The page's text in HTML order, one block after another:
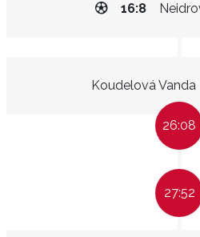
16:8
Koudelová Vanda
26:08
27:52